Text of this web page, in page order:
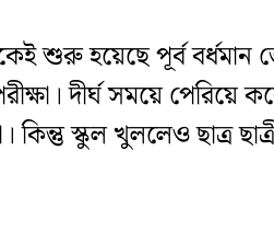
শুরু হয়েছে পূর্ব
দীর্ঘ সময়ে
স্কুল খুললেও ছাত্র